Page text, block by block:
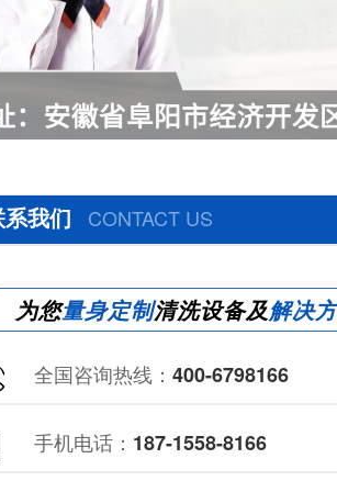
我们 CONTACT US
为您量身定制清洗设备及解决
全国咨询热线： 400-6798166
手机电话： 187-1558-8166